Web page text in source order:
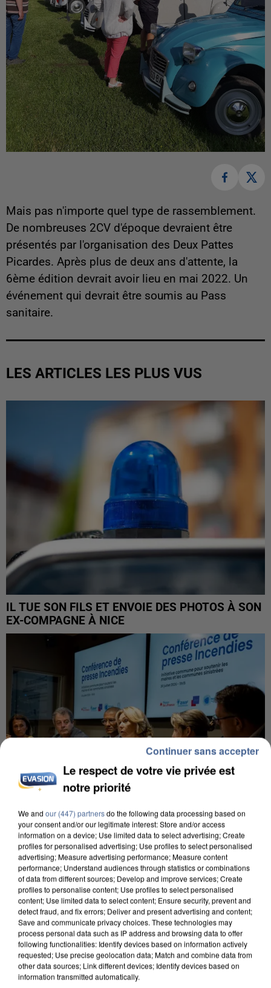
Mais pas n'importe quel type de rassemblement.
De nombreuses 2CV d'époque devraient être
présentés par l'organisation des Deux Pattes
Picardes. Après plus de deux ans d'attente, la
6ème édition devrait avoir lieu en mai 2022. Un
événement qui devrait être soumis au Pass
sanitaire.
LES ARTICLES LES PLUS VUS
IL TUE SON FILS ET ENVOIE DES PHOTOS À SON
EX-COMPAGNE À NICE
INCENDIES : L’ÎLE-DE-FRANCE LANCE UN ÉLAN
DE SOLIDARITÉ AVEC LES...
Le respect de votre vie privée est
notre priorité
We and our (447) partnersdo the following data processing based on
your consent and/or our legitimate interest: Store and/or access
information on a device; Use limited data to select advertising; Create
profiles for personalised advertising; Use profiles to select personalised
advertising; Measure advertising performance; Measure content
performance; Understand audiences through statistics or combinations
of data from different sources; Develop and improve services; Create
profiles to personalise content; Use profiles to select personalised
content; Use limited data to select content; Ensure security, prevent and
detect fraud, and fix errors; Deliver and present advertising and content;
Save and communicate privacy choices. These technologies may
process personal data such as IP address and browsing data to offer
following functionalities: Identify devices based on information actively
requested; Use precise geolocation data; Match and combine data from
other data sources; Link different devices; Identify devices based on
information transmitted automatically.
Continuer sans accepter